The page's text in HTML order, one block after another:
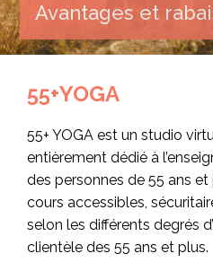
Avantages et
55+YOGA
55+ YOGA est un studio
entièrement dédié à
des personnes de 55 ans
cours accessibles,
selon les différents degrés
clientèle des 55 ans et plus.